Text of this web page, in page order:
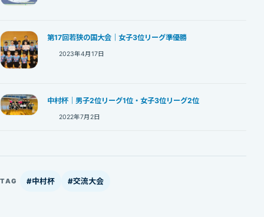
第17回若狭の国大会｜女子3位リーグ準優勝
2023年4月17日
中村杯｜男子2位リーグ1位・女子3位リーグ2位
2022年7月2日
TAG #中村杯 #交流大会